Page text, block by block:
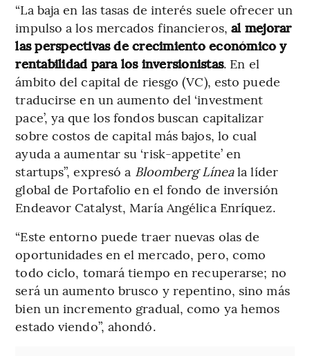
“La baja en las tasas de interés suele ofrecer un
impulso a los mercados financieros, al mejorar
las perspectivas de crecimiento económico y
rentabilidad para los inversionistas. En el
ámbito del capital de riesgo (VC), esto puede
traducirse en un aumento del ‘investment
pace’, ya que los fondos buscan capitalizar
sobre costos de capital más bajos, lo cual
ayuda a aumentar su ‘risk-appetite’ en
startups”, expresó a Bloomberg Líneala líder
global de Portafolio en el fondo de inversión
Endeavor Catalyst, María Angélica Enríquez.
“Este entorno puede traer nuevas olas de
oportunidades en el mercado, pero, como
todo ciclo, tomará tiempo en recuperarse; no
será un aumento brusco y repentino, sino más
bien un incremento gradual, como ya hemos
estado viendo”, ahondó.